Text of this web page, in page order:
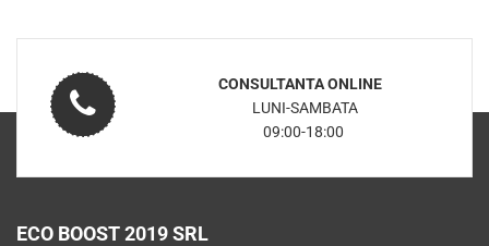
CONSULTANTA ONLINE
LUNI-SAMBATA
09:00-18:00
ECO BOOST 2019 SRL